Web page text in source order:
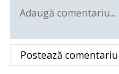
Postează comentariu